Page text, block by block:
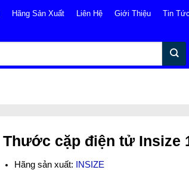
Hãng Sản Xuất Liên Hệ Giới Thiệu Tin Tức
Thước cặp điện tử Insize
Hãng sản xuất:
INSIZE